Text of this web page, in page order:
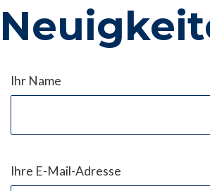
Ihr Name
Ihre E-Mail-Adresse